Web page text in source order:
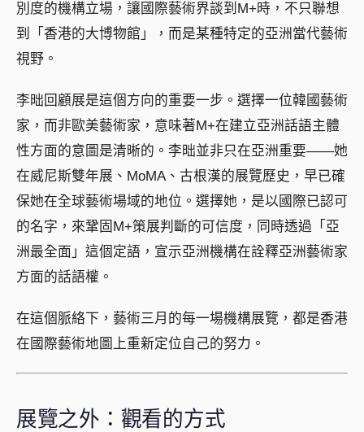
別度的機構立場，讓國際藝術界談到M+時，不只聯想
到「香港的大博物館」，而是某種特定的亞洲當代藝術
視野。
李昢回顧展是這個方向的重要一步。選擇一位韓國藝術
家，而非歐美藝術家，意味著M+在建立亞洲話語主體
性方面的意圖是清晰的。李昢並非只在亞洲重要——她
在威尼斯雙年展、MoMA、古根漢的展覽歷史，早已確
保她在全球藝術場域的地位。選擇她，是以國際已認可
的名字，來鞏固M+策展判斷的可信度，同時透過「亞
洲最全面」這個定語，宣示亞洲機構在詮釋亞洲藝術家
方面的話語權。
在這個脈絡下，藝術三月的每一場機構展覽，都是香港
在國際藝術地圖上重新定位自己的努力。
展覽之外：觀看的方式